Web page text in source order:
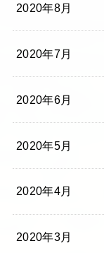
2020年8月
2020年7月
2020年6月
2020年5月
2020年4月
2020年3月